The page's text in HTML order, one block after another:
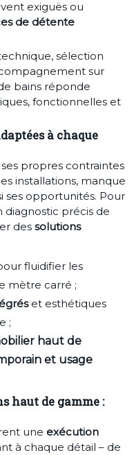
exiguës ou
de détente
sélection
sur
bains réponde
fonctionnelles et
à chaque
propres contraintes
installations, manque
ses opportunités. Pour
diagnostic précis de
des solutions
fluidifier les
mètre carré ;
et esthétiques
;
haut de
et usage
haut de gamme :
une exécution
à chaque détail – de